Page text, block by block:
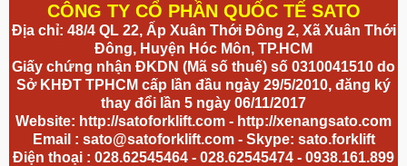
CÔNG TY CỔ PHẦN QUỐC TẾ SATO
Địa chỉ: 48/4 QL 22, Ấp Xuân Thới Đông 2, Xã Xuân Thới
Đông, Huyện Hóc Môn, TP.HCM
Giấy chứng nhận ĐKDN (Mã số thuế) số 0310041510 do
Sở KHĐT TPHCM cấp lần đầu ngày 29/5/2010, đăng ký
thay đổi lần 5 ngày 06/11/2017
Website: http://satoforklift.com - http://xenangsato.com
Email : sato@satoforklift.com- Skype: sato.forklift
Điện thoại : 028.62545464 - 028.62545474 - 0938.161.899